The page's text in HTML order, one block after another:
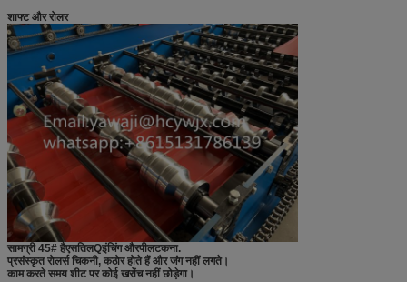
शाफ्ट और रोलर
सामग्री 45# हैएसतिलQइंचिंग औरपीलटकना.
प्रसंस्कृत रोलर्स चिकनी, कठोर होते हैं और जंग नहीं लगते।
काम करते समय शीट पर कोई खरोंच नहीं छोड़ेगा।